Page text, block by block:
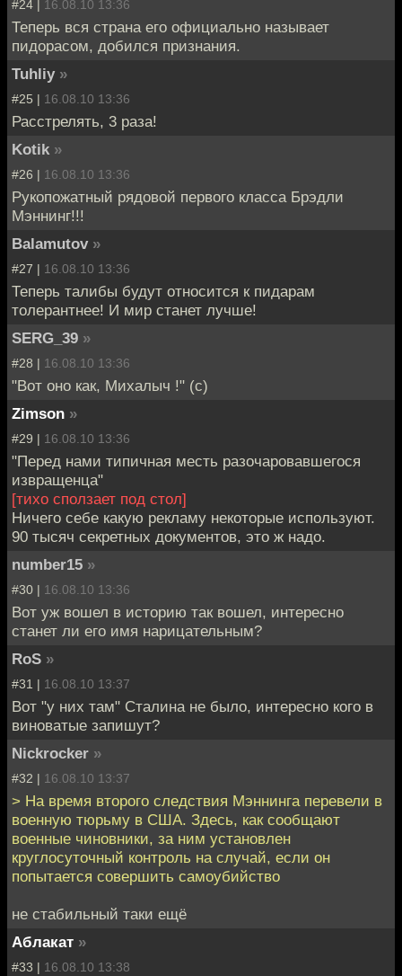
#24 | 16.08.10 13:36
Теперь вся страна его официально называет
пидорасом, добился признания.
Tuhliy »
#25 | 16.08.10 13:36
Расстрелять, 3 раза!
Kotik »
#26 | 16.08.10 13:36
Рукопожатный рядовой первого класса Брэдли
Мэннинг!!!
Balamutov »
#27 | 16.08.10 13:36
Теперь талибы будут относится к пидарам
толерантнее! И мир станет лучше!
SERG_39 »
#28 | 16.08.10 13:36
"Вот оно как, Михалыч !" (с)
Zimson »
#29 | 16.08.10 13:36
"Перед нами типичная месть разочаровавшегося
извращенца"
[тихо сползает под стол]
Ничего себе какую рекламу некоторые используют.
90 тысяч секретных документов, это ж надо.
number15 »
#30 | 16.08.10 13:36
Вот уж вошел в историю так вошел, интересно
станет ли его имя нарицательным?
RoS »
#31 | 16.08.10 13:37
Вот "у них там" Сталина не было, интересно кого в
виноватые запишут?
Nickrocker »
#32 | 16.08.10 13:37
> На время второго следствия Мэннинга перевели в
военную тюрьму в США. Здесь, как сообщают
военные чиновники, за ним установлен
круглосуточный контроль на случай, если он
попытается совершить самоубийство
не стабильный таки ещё
Аблакат »
#33 | 16.08.10 13:38